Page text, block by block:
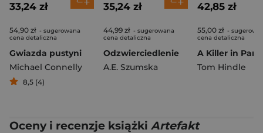
33,24 zł
54,90 zł - sugerowana
cena detaliczna
Gwiazda pustyni
Michael Connelly
8,5 (4)
35,24 zł
44,99 zł - sugerowana
cena detaliczna
Odzwierciedlenie
A.E. Szumska
42,85 zł
55,00 zł -
cena detaliczna
A Killer in
Tom Hindle
Oceny i recenzje książki Artefakt